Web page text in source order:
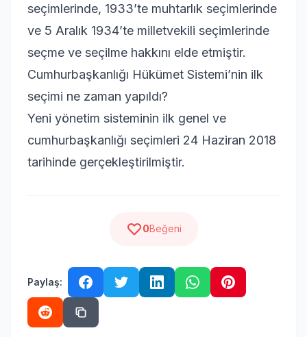
seçimlerinde, 1933’te muhtarlık seçimlerinde
ve 5 Aralık 1934’te milletvekili seçimlerinde
seçme ve seçilme hakkını elde etmiştir.
Cumhurbaşkanlığı Hükümet Sistemi’nin ilk
seçimi ne zaman yapıldı?
Yeni yönetim sisteminin ilk genel ve
cumhurbaşkanlığı seçimleri 24 Haziran 2018
tarihinde gerçekleştirilmiştir.
0Beğeni
Paylaş: